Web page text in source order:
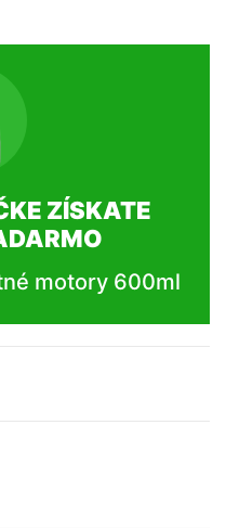
ZÍSKATE
motory 600ml